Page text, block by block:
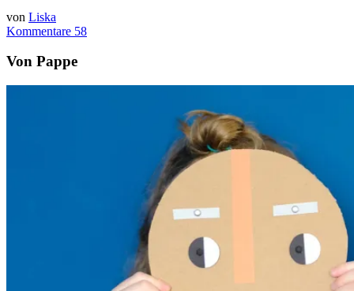
von Liska
Kommentare 58
Von Pappe